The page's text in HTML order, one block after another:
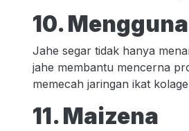
10.
Jahe segar tidak hanya
jahe membantu mencerna
memecah jaringan ikat
11. Maizena